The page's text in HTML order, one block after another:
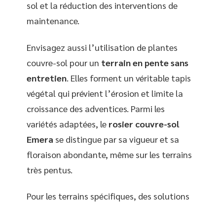
sol et la réduction des interventions de
maintenance.
Envisagez aussi l’utilisation de plantes
couvre-sol pour un terrain en pente sans
entretien . Elles forment un véritable tapis
végétal qui prévient l’érosion et limite la
croissance des adventices. Parmi les
variétés adaptées, le rosier couvre-sol
Emera se distingue par sa vigueur et sa
floraison abondante, même sur les terrains
très pentus.
Pour les terrains spécifiques, des solutions